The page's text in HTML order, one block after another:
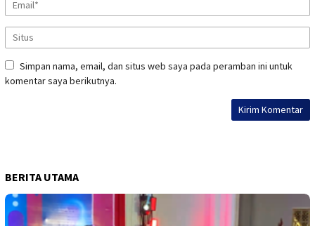
Simpan nama, email, dan situs web saya pada peramban ini untuk
komentar saya berikutnya.
BERITA UTAMA